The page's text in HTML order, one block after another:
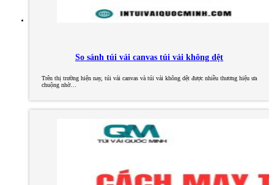
So sánh túi vải canvas túi vải không dệt
Trên thị trường hiện nay, túi vải canvas và túi vải không dệt được nhiều thương hiệu ưa
chuộng nhờ…